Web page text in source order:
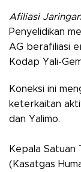
Afiliasi
​Penyelidikan
AG berafiliasi
Kodap Yali-
Koneksi ini
keterkaitan
dan Yalimo.
Kepala Satuan
(Kasatgas